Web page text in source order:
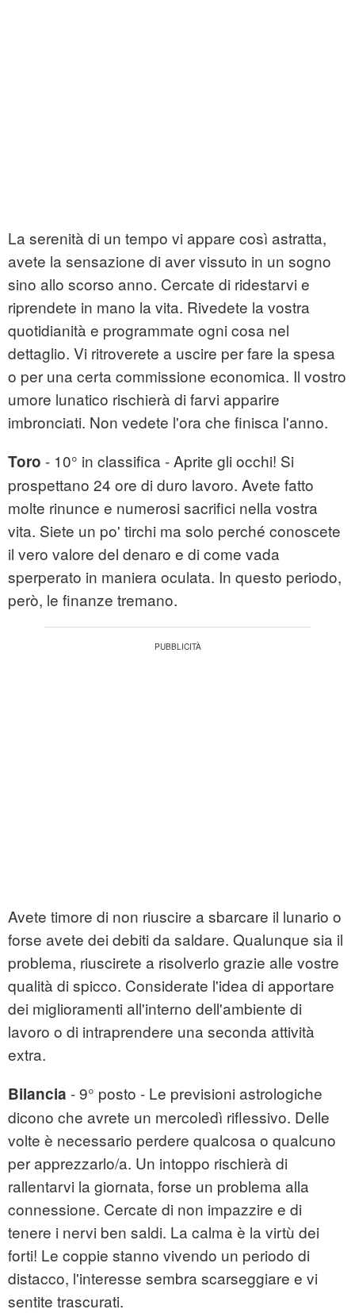
La serenità di un tempo vi appare così astratta,
avete la sensazione di aver vissuto in un sogno
sino allo scorso anno. Cercate di ridestarvi e
riprendete in mano la vita. Rivedete la vostra
quotidianità e programmate ogni cosa nel
dettaglio. Vi ritroverete a uscire per fare la spesa
o per una certa commissione economica. Il vostro
umore lunatico rischierà di farvi apparire
imbronciati. Non vedete l'ora che finisca l'anno.
Toro - 10° in classifica - Aprite gli occhi! Si
prospettano 24 ore di duro lavoro. Avete fatto
molte rinunce e numerosi sacrifici nella vostra
vita. Siete un po' tirchi ma solo perché conoscete
il vero valore del denaro e di come vada
sperperato in maniera oculata. In questo periodo,
però, le finanze tremano.
Avete timore di non riuscire a sbarcare il lunario o
forse avete dei debiti da saldare. Qualunque sia il
problema, riuscirete a risolverlo grazie alle vostre
qualità di spicco. Considerate l'idea di apportare
dei miglioramenti all'interno dell'ambiente di
lavoro o di intraprendere una seconda attività
extra.
Bilancia - 9° posto - Le previsioni astrologiche
dicono che avrete un mercoledì riflessivo. Delle
volte è necessario perdere qualcosa o qualcuno
per apprezzarlo/a. Un intoppo rischierà di
rallentarvi la giornata, forse un problema alla
connessione. Cercate di non impazzire e di
tenere i nervi ben saldi. La calma è la virtù dei
forti! Le coppie stanno vivendo un periodo di
distacco, l'interesse sembra scarseggiare e vi
sentite trascurati.